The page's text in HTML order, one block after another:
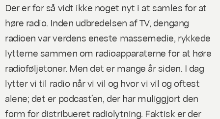
Der er for så vidt ikke noget nyt i at samles for at
høre radio. Inden udbredelsen af TV, dengang
radioen var verdens eneste massemedie, rykkede
lytterne sammen om radioapparaterne for at høre
radioføljetoner. Men det er mange år siden. I dag
lytter vi til radio når vi vil og hvor vi vil og oftest
alene; det er podcast’en, der har muliggjort den
form for distribueret radiolytning. Faktisk er der